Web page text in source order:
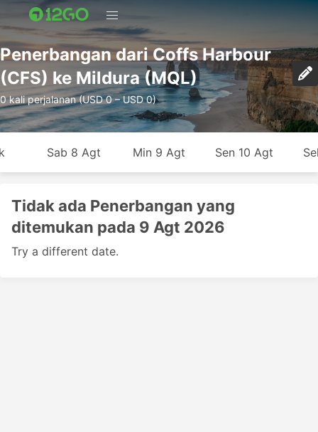
Penerbangan dari Coffs Harbour
(CFS) ke Mildura (MQL)
0 kali perjalanan (USD 0 – USD 0)
Sab 8 Agt Min 9 Agt Sen 10 Agt
Tidak ada Penerbangan yang
ditemukan pada 9 Agt 2026
Try a different date.